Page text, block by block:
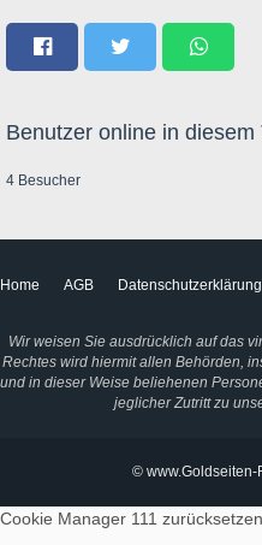
Benutzer online in diesem
4 Besucher
Home AGB Datenschutzerklärung
Wir weisen Sie ausdrücklich auf das
Rechtes wird hiermit allen Behörden,
und in dieser Weise beliehenen
jeglicher Zutritt zu
© www.Goldseiten-
Cookie Manager 111 zurücksetzen